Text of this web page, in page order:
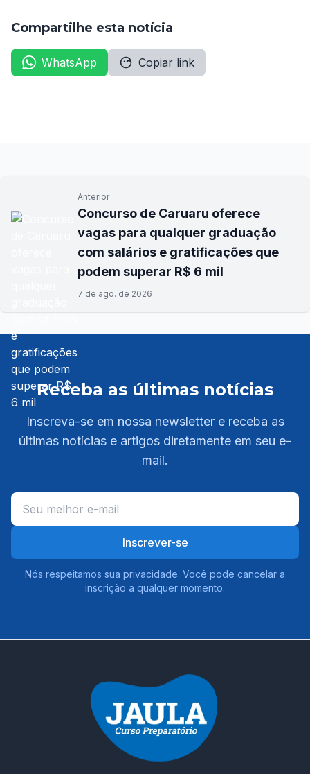
Compartilhe esta notícia
WhatsApp Copiar link
Anterior
Concurso de Caruaru oferece
vagas para qualquer graduação
com salários e gratificações que
podem superar R$ 6 mil
7 de ago. de 2026
Receba as últimas notícias
Inscreva-se em nossa newsletter e receba as
últimas notícias e artigos diretamente em seu e-
mail.
Inscrever-se
Nós respeitamos sua privacidade. Você pode cancelar a
inscrição a qualquer momento.